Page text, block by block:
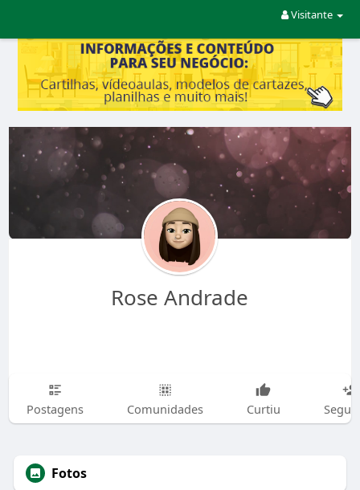
Visitante
Rose Andrade
Postagens Comunidades Curtiu
Fotos